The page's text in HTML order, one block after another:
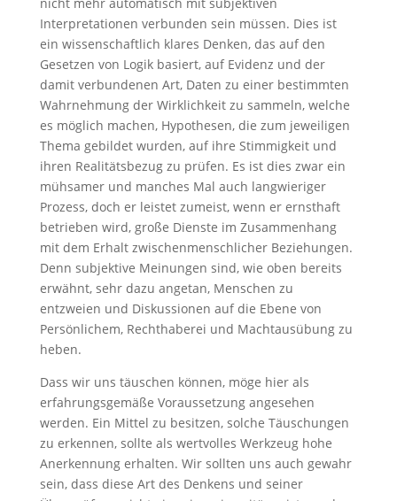
Interpretationen verbunden sein müssen. Dies ist
ein wissenschaftlich klares Denken, das auf den
Gesetzen von Logik basiert, auf Evidenz und der
damit verbundenen Art, Daten zu einer bestimmten
Wahrnehmung der Wirklichkeit zu sammeln, welche
es möglich machen, Hypothesen, die zum jeweiligen
Thema gebildet wurden, auf ihre Stimmigkeit und
ihren Realitätsbezug zu prüfen. Es ist dies zwar ein
mühsamer und manches Mal auch langwieriger
Prozess, doch er leistet zumeist, wenn er ernsthaft
betrieben wird, große Dienste im Zusammenhang
mit dem Erhalt zwischenmenschlicher Beziehungen.
Denn subjektive Meinungen sind, wie oben bereits
erwähnt, sehr dazu angetan, Menschen zu
entzweien und Diskussionen auf die Ebene von
Persönlichem, Rechthaberei und Machtausübung zu
heben.
Dass wir uns täuschen können, möge hier als
erfahrungsgemäße Voraussetzung angesehen
werden. Ein Mittel zu besitzen, solche Täuschungen
zu erkennen, sollte als wertvolles Werkzeug hohe
Anerkennung erhalten. Wir sollten uns auch gewahr
sein, dass diese Art des Denkens und seiner